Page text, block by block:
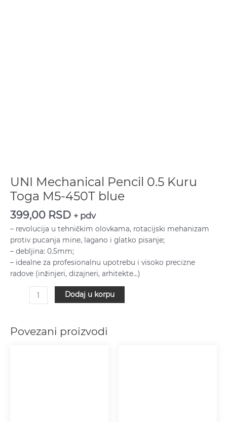
UNI Mechanical Pencil 0.5 Kuru
Toga M5-450T blue
399,00 RSD + pdv
– revolucija u tehničkim olovkama, rotacijski mehanizam
protiv pucanja mine, lagano i glatko pisanje;
– debljina: 0.5mm;
– idealne za profesionalnu upotrebu i visoko precizne
radove (inžinjeri, dizajneri, arhitekte…)
Dodaj u korpu
Povezani proizvodi